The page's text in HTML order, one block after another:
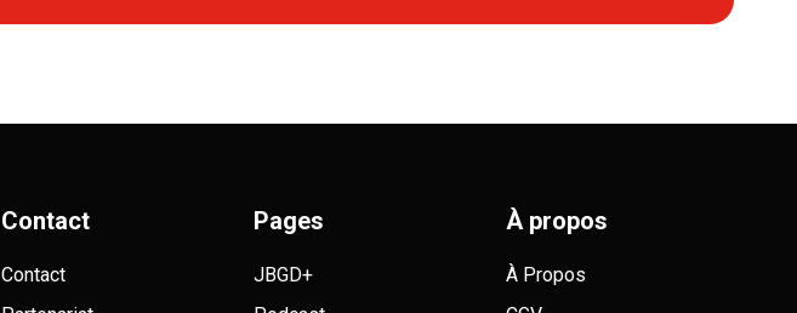
Contact
Contact
Pages
JBGD+
À propos
À Propos